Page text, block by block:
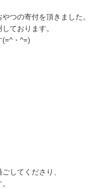
つの寄付を頂きました。
ております。
(=^・^=)
してくださり、